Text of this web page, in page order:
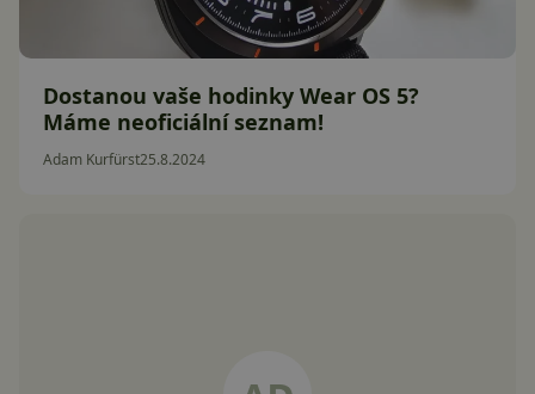
Dostanou vaše hodinky Wear OS 5?
Máme neoficiální seznam!
Adam Kurfürst25.8.2024